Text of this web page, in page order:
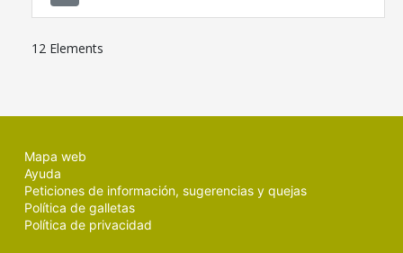
12 Elements
Mapa web
Ayuda
Peticiones de información, sugerencias y quejas
Política de galletas
Política de privacidad